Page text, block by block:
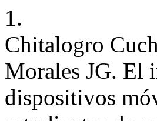
1.
Chitalogro
Morales JG. El
dispositivos